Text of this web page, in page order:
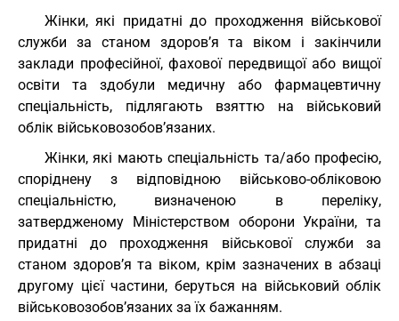
Жінки, які придатні до проходження військової
служби за станом здоров’я та віком і закінчили
заклади професійної, фахової передвищої або вищої
освіти та здобули медичну або фармацевтичну
спеціальність, підлягають взяттю на військовий
облік військовозобов’язаних.
Жінки, які мають спеціальність та/або професію,
споріднену з відповідною військово-обліковою
спеціальністю, визначеною в переліку,
затвердженому Міністерством оборони України, та
придатні до проходження військової служби за
станом здоров’я та віком, крім зазначених в абзаці
другому цієї частини, беруться на військовий облік
військовозобов’язаних за їх бажанням.